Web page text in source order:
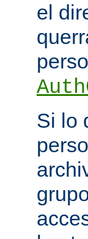
el
Si lo